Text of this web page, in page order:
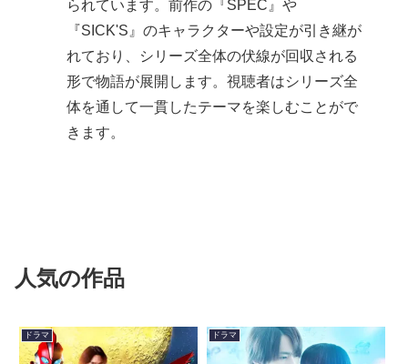
られています。前作の『SPEC』や
『SICK'S』のキャラクターや設定が引き継が
れており、シリーズ全体の伏線が回収される
形で物語が展開します。視聴者はシリーズ全
体を通して一貫したテーマを楽しむことがで
きます。
人気の作品
ドラマ ドラマ